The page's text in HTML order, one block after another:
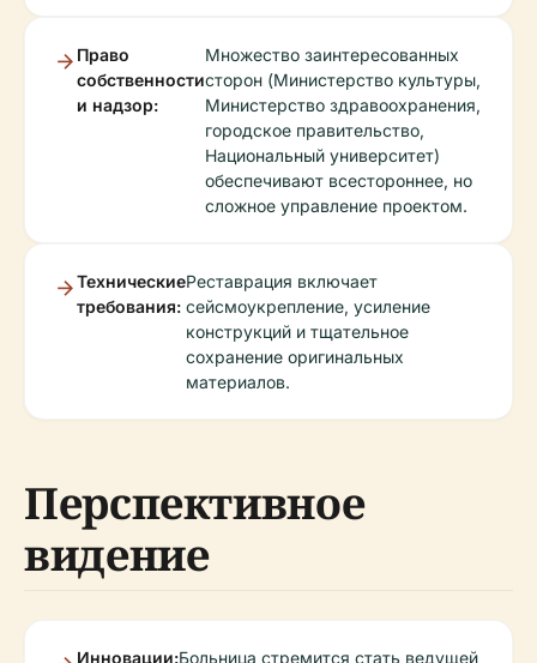
Право
собственности
и надзор:
Множество заинтересованных
сторон (Министерство культуры,
Министерство здравоохранения,
городское правительство,
Национальный университет)
обеспечивают всестороннее, но
сложное управление проектом.
Технические
требования:
Реставрация включает
сейсмоукрепление, усиление
конструкций и тщательное
сохранение оригинальных
материалов.
Перспективное
видение
Инновации:Больница стремится стать ведущей